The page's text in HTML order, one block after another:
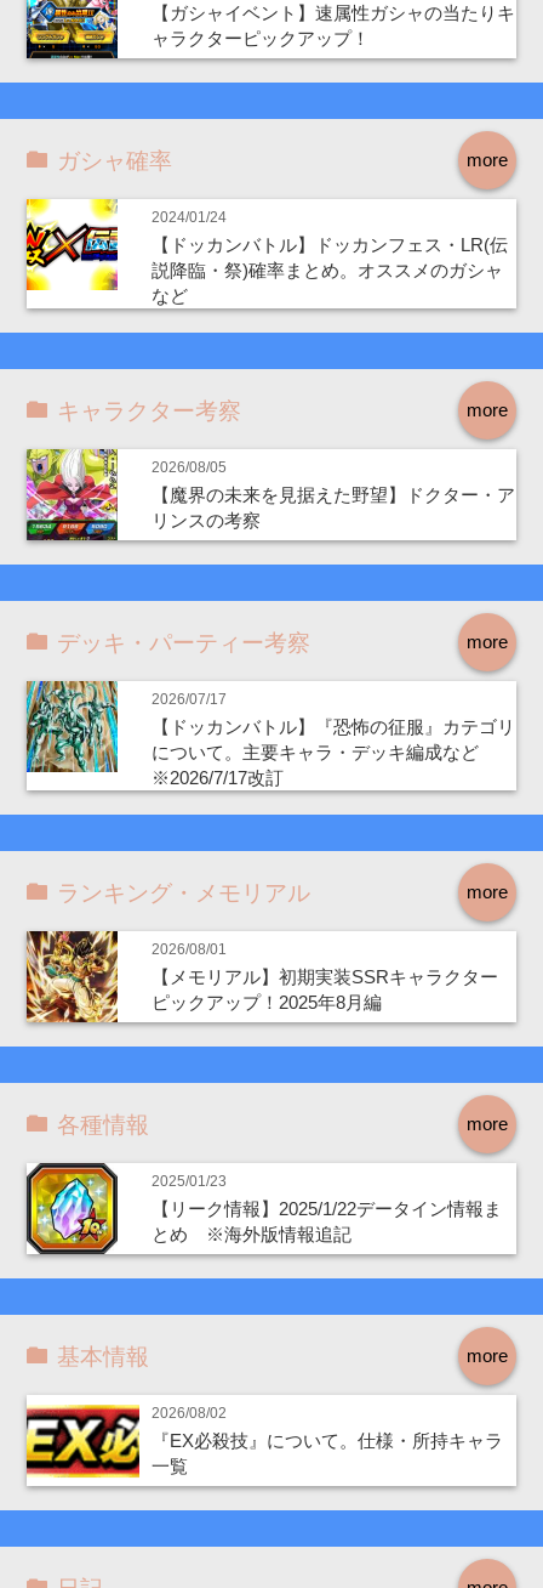
【ガシャイベント】速属性ガシャの当たりキ
ャラクターピックアップ！
more
ガシャ確率
2024/01/24
【ドッカンバトル】ドッカンフェス・LR(伝
説降臨・祭)確率まとめ。オススメのガシャ
など
more
キャラクター考察
2026/08/05
【魔界の未来を見据えた野望】ドクター・ア
リンスの考察
more
デッキ・パーティー考察
2026/07/17
【ドッカンバトル】『恐怖の征服』カテゴリ
について。主要キャラ・デッキ編成など
※2026/7/17改訂
more
ランキング・メモリアル
2026/08/01
【メモリアル】初期実装SSRキャラクター
ピックアップ！2025年8月編
more
各種情報
2025/01/23
【リーク情報】2025/1/22データイン情報ま
とめ ※海外版情報追記
more
基本情報
2026/08/02
『EX必殺技』について。仕様・所持キャラ
一覧